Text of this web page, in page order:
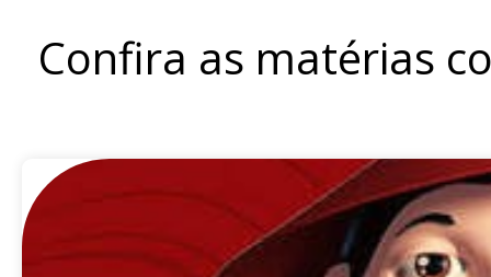
Confira as matérias